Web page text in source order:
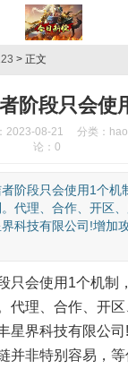
> 正文
阶段只会使
2023-08-21 分类：
论：0
段只会使用1个机
代理、合作、开区
科技有限公司!增加
会使用1个机制
代理、合作、开
星界科技有限公
并非特别容易，